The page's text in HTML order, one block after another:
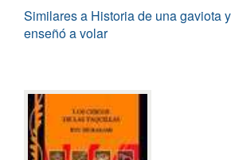
Similares a Historia de una gaviota
enseñó a volar